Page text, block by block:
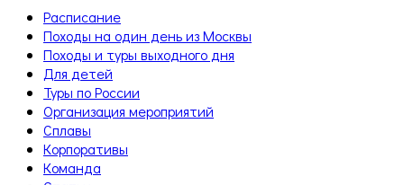
Расписание
Походы на один день из Москвы
Походы и туры выходного дня
Для детей
Туры по России
Организация мероприятий
Сплавы
Корпоративы
Команда